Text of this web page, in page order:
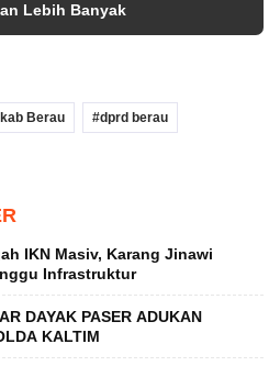
Lebih Banyak
Berau dprd berau
IKN Masiv, Karang Jinawi
Infrastruktur
DAYAK PASER ADUKAN
KALTIM